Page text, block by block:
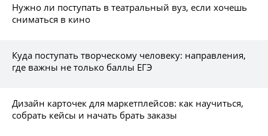
Нужно ли поступать в театральный вуз, если хочешь
сниматься в кино
Куда поступать творческому человеку: направления,
где важны не только баллы ЕГЭ
Дизайн карточек для маркетплейсов: как научиться,
собрать кейсы и начать брать заказы